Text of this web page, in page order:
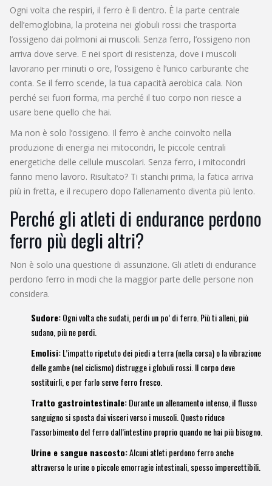
Ogni volta che respiri, il ferro è lì dentro. È la parte centrale
dell’emoglobina, la proteina nei globuli rossi che trasporta
l’ossigeno dai polmoni ai muscoli. Senza ferro, l’ossigeno non
arriva dove serve. E nei sport di resistenza, dove i muscoli
lavorano per minuti o ore, l’ossigeno è l’unico carburante che
conta. Se il ferro scende, la tua capacità aerobica cala. Non
perché sei fuori forma, ma perché il tuo corpo non riesce a
usare bene quello che hai.
Ma non è solo l’ossigeno. Il ferro è anche coinvolto nella
produzione di energia nei mitocondri, le piccole centrali
energetiche delle cellule muscolari. Senza ferro, i mitocondri
fanno meno lavoro. Risultato? Ti stanchi prima, la fatica arriva
più in fretta, e il recupero dopo l’allenamento diventa più lento.
Perché gli atleti di endurance perdono
ferro più degli altri?
Non è solo una questione di assunzione. Gli atleti di endurance
perdono ferro in modi che la maggior parte delle persone non
considera.
Sudore:Ogni volta che sudati, perdi un po’ di ferro. Più ti alleni, più
sudano, più ne perdi.
Emolisi:L’impatto ripetuto dei piedi a terra (nella corsa) o la vibrazione
delle gambe (nel ciclismo) distrugge i globuli rossi. Il corpo deve
sostituirli, e per farlo serve ferro fresco.
Tratto gastrointestinale:Durante un allenamento intenso, il flusso
sanguigno si sposta dai visceri verso i muscoli. Questo riduce
l’assorbimento del ferro dall’intestino proprio quando ne hai più bisogno.
Urine e sangue nascosto:Alcuni atleti perdono ferro anche
attraverso le urine o piccole emorragie intestinali, spesso impercettibili.